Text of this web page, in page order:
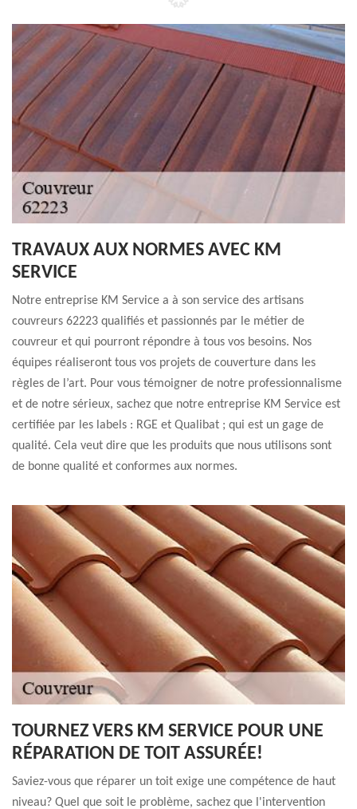
TRAVAUX AUX NORMES AVEC KM
SERVICE
Notre entreprise KM Service a à son service des artisans
couvreurs 62223 qualifiés et passionnés par le métier de
couvreur et qui pourront répondre à tous vos besoins. Nos
équipes réaliseront tous vos projets de couverture dans les
règles de l’art. Pour vous témoigner de notre professionnalisme
et de notre sérieux, sachez que notre entreprise KM Service est
certifiée par les labels : RGE et Qualibat ; qui est un gage de
qualité. Cela veut dire que les produits que nous utilisons sont
de bonne qualité et conformes aux normes.
TOURNEZ VERS KM SERVICE POUR UNE
RÉPARATION DE TOIT ASSURÉE!
Saviez-vous que réparer un toit exige une compétence de haut
niveau? Quel que soit le problème, sachez que l'intervention